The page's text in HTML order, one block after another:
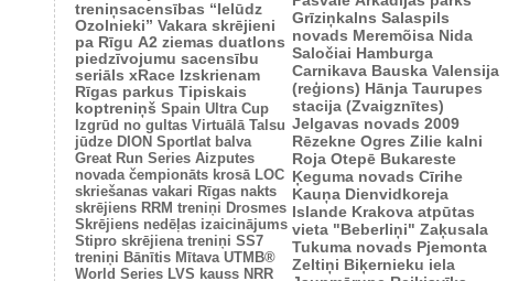
treniņsacensības “Ielūdz
Ozolnieki” Vakara skrējieni
pa Rīgu A2 ziemas duatlons
piedzīvojumu sacensību
seriāls xRace Izskrienam
Rīgas parkus Tipiskais
koptreniņš Spain Ultra Cup
Izgrūd no gultas Virtuālā Talsu
jūdze DION Sportlat balva
Great Run Series Aizputes
novada čempionāts krosā LOC
skriešanas vakari Rīgas nakts
skrējiens RRM treniņi Drosmes
Skrējiens nedēļas izaicinājums
Stipro skrējiena treniņi SS7
treniņi Bānītis Mītava UTMB®
World Series LVS kauss NRR
Grīziņkalns Salaspils
novads Meremõisa Nida
Saločiai Hamburga
Carnikava Bauska Valensija
(reģions) Hānja Taurupes
stacija (Zvaigznītes)
Jelgavas novads 2009
Rēzekne Ogres Zilie kalni
Roja Otepē Bukareste
Ķeguma novads Cīrihe
Kauņa Dienvidkoreja
Islande Krakova atpūtas
vieta "Beberliņi" Zaķusala
Tukuma novads Pjemonta
Zeltiņi Biķernieku iela